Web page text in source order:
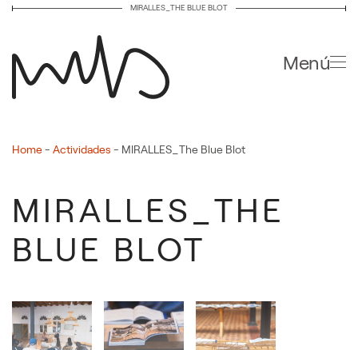
Ir al contenido principal
MIRALLES_THE BLUE BLOT
Menú
Home- Actividades - MIRALLES_The Blue Blot
MIRALLES_THE
BLUE BLOT